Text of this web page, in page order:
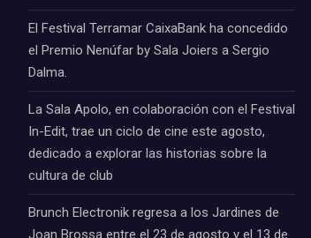
El Festival Terramar CaixaBank ha concedido
el Premio Nenúfar by Sala Joiers a Sergio
Dalma.
La Sala Apolo, en colaboración con el Festival
In-Edit, trae un ciclo de cine este agosto,
dedicado a explorar las historias sobre la
cultura de club
Brunch Electronik regresa a los Jardines de
Joan Brossa entre el 23 de agosto y el 13 de